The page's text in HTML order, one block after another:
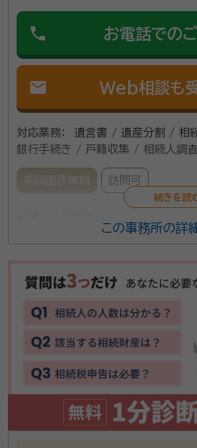
phone お電話での
mail Web相談も
対応業務：
遺言書 / 遺産分割 / 相
銀行手続き / 戸籍収集 / 相続人調査
初回面談無料 訪問可
経歴： 宮城県仙台第二高等学校卒業 早
プラザ行政書士事務所は、地
駅から徒歩6分ほどのところに
としては、遺言原案作成サポー
ト、株式会社や合同会社の設立
相続が発生すると、相続人の
て、相続財産の名義変更など
行政書士・特定行政書士・
この事務所の詳